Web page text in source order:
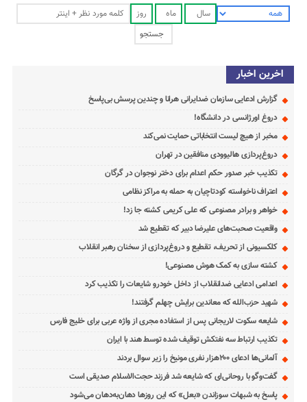
اخرین اخبار
گزارش ادعایی سازمان ضدایرانی هرانا و چندین پرسش بی‌پاسخ
دروغ اورژانسی در دانشگاه!
مخبر از هیچ لیست انتخاباتی حمایت نمی‌کند
دروغ‌پردازی هالیوودی منافقین در تهران
تکذیب خبر صدور حکم اعدام برای دختر نوجوان در گرگان
اعتراف ناخواسته کودتاچیان به حمله به مراکز نظامی
خواهر و برادر مصنوعی که علی کریمی کشته جا زد!
واقعیت صحبت‌های علیرضا دبیر که تقطیع شد
کلکسیونی از تحریف، تقطیع و دروغ‌پردازی از سخنان رهبر انقلاب
کشته سازی به کمک هوش مصنوعی!
اعدامی ادعایی ضدانقلاب از داخل خودرو شایعات را تکذیب کرد
شهید حزب‌الله که معاندین برایش چهلم گرفتند!
شایعه سکوت لاریجانی پس از استفاده مجری از واژه عربی برای خلیج فارس
تکذیب ارتباط سه نفتکش توقیف شده توسط هند با ایران
آلمانی‌ها ادعای ۲۰۰هزار نفری مونیخ را زیر سوال بردند
گفت‌وگو با روحانی‌ای که شایعه شد فرزند حجت‌الاسلام صدیقی است
پاسخ به شبهات سوزاندن «بعل» که این روزها دهان‌به‌دهان می‌شود